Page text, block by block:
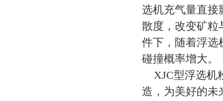
选机充气量直接
散度，改变矿粒
件下，随着浮选
碰撞概率增大。
XJC型浮选机
造，为美好的未